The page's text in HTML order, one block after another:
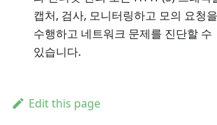
캡처, 검사, 모니터링하고 모의 요청을
수행하고 네트워크 문제를 진단할 수
있습니다.
Edit this page